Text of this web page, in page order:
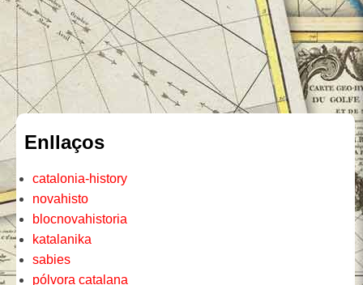
Enllaços
catalonia-history
novahisto
blocnovahistoria
katalanika
sabies
pólvora catalana